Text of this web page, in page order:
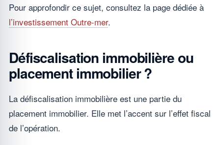
Pour approfondir ce sujet, consultez la page dédiée à
l’investissement Outre-mer.
Défiscalisation immobilière ou
placement immobilier ?
La défiscalisation immobilière est une partie du
placement immobilier. Elle met l’accent sur l’effet fiscal
de l’opération.